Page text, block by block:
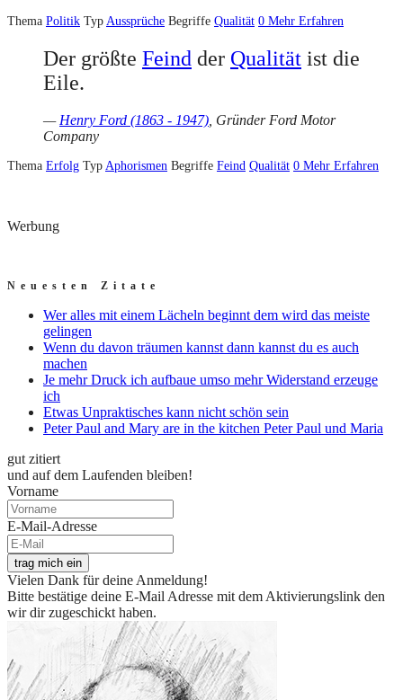
Thema Politik Typ Aussprüche Begriffe Qualität 0 Mehr Erfahren
Der größte Feind der Qualität ist die
Eile.
—Henry Ford (1863 - 1947), Gründer Ford Motor
Company
Thema Erfolg Typ Aphorismen Begriffe Feind Qualität 0 Mehr Erfahren
Werbung
Neuesten Zitate
Wer alles mit einem Lächeln beginnt dem wird das meiste
gelingen
Wenn du davon träumen kannst dann kannst du es auch
machen
Je mehr Druck ich aufbaue umso mehr Widerstand erzeuge
ich
Etwas Unpraktisches kann nicht schön sein
Peter Paul and Mary are in the kitchen Peter Paul und Maria
gut zitiert
und auf dem Laufenden bleiben!
Vorname
E-Mail-Adresse
trag mich ein
Vielen Dank für deine Anmeldung!
Bitte bestätige deine E-Mail Adresse mit dem Aktivierungslink den
wir dir zugeschickt haben.